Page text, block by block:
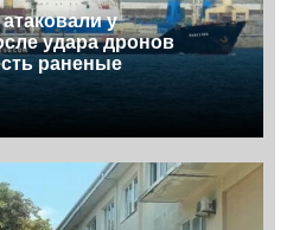
у
удара дронов
раненые